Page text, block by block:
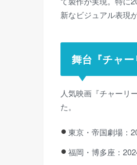
新なビジュアル表現
舞台『チャ
人気映画『チャーリ
た。
東京・帝国劇場：
福岡・博多座：